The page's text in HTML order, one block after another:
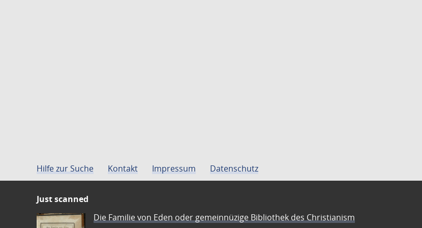
Hilfe zur Suche Kontakt Impressum Datenschutz
Just scanned
Die Familie von Eden oder gemeinnüzige Bibliothek des Christianism